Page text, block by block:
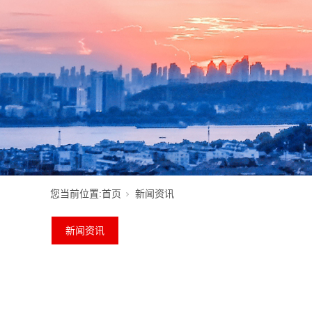
您当前位置:首页 新闻资讯
新闻资讯